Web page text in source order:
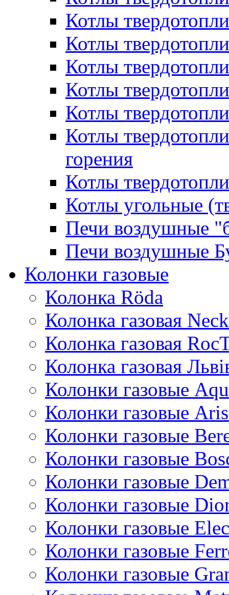
Котлы
Котлы
Котлы
Котлы
Котлы
Котлы
горения
Котлы
Котлы угольные
Печи воздушные
Печи воздушные
Колонки газовые
Колонка Rӧda
Колонка газовая
Колонка газовая
Колонка газовая
Колонки газовые
Колонки газовые
Колонки газовые
Колонки газовые
Колонки газовые
Колонки газовые
Колонки газовые
Колонки газовые
Колонки газовые